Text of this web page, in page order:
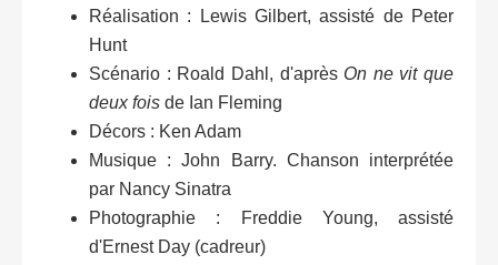
Réalisation : Lewis Gilbert, assisté de Peter
Hunt
Scénario : Roald Dahl, d'après On ne vit que
deux fois de Ian Fleming
Décors : Ken Adam
Musique : John Barry. Chanson interprétée
par Nancy Sinatra
Photographie : Freddie Young, assisté
d'Ernest Day (cadreur)